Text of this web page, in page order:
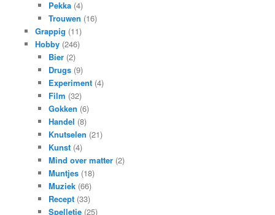
Pekka (4)
Trouwen (16)
Grappig (11)
Hobby(246)
Bier (2)
Drugs (9)
Experiment (4)
Film (32)
Gokken (6)
Handel (8)
Knutselen (21)
Kunst (4)
Mind over matter (2)
Muntjes (18)
Muziek (66)
Recept (33)
Spelletje (25)